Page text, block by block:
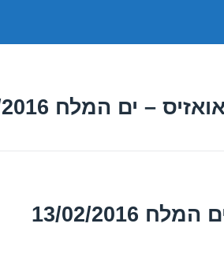
– ים המלח 11/02/2016
02/2016